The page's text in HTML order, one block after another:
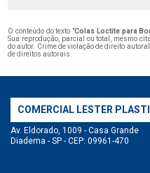
O conteúdo do texto "Colas Loctite para
Sua reprodução, parcial ou total, mesmo
do autor. Crime de violação de direito
de direitos autorais.
COMERCIAL LESTER
Av. Eldorado, 1009 - Casa Grande
Diadema - SP - CEP: 09961-470